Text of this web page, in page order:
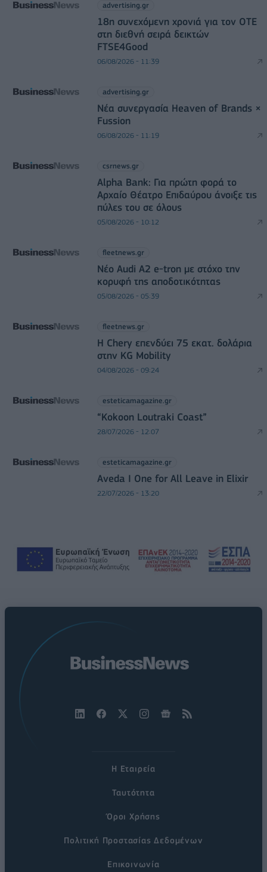
advertising.gr
18η συνεχόμενη χρονιά για τον ΟΤΕ
στη διεθνή σειρά δεικτών
FTSE4Good
06/08/2026 - 11:39
advertising.gr
Νέα συνεργασία Heaven of Brands ×
Fussion
06/08/2026 - 11:19
csrnews.gr
Alpha Bank: Για πρώτη φορά το
Αρχαίο Θέατρο Επιδαύρου άνοιξε τις
πύλες του σε όλους
05/08/2026 - 10:12
fleetnews.gr
Νέο Audi A2 e-tron με στόχο την
κορυφή της αποδοτικότητας
05/08/2026 - 05:39
fleetnews.gr
Η Chery επενδύει 75 εκατ. δολάρια
στην KG Mobility
04/08/2026 - 09:24
esteticamagazine.gr
“Kokoon Loutraki Coast”
28/07/2026 - 12:07
esteticamagazine.gr
Aveda I One for All Leave in Elixir
22/07/2026 - 13:20
Η Εταιρεία
Ταυτότητα
Όροι Χρήσης
Πολιτική Προστασίας Δεδομένων
Επικοινωνία